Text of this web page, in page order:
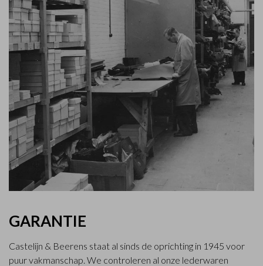
GARANTIE
Castelijn & Beerens staat al sinds de oprichting in 1945 voor
puur vakmanschap. We controleren al onze lederwaren